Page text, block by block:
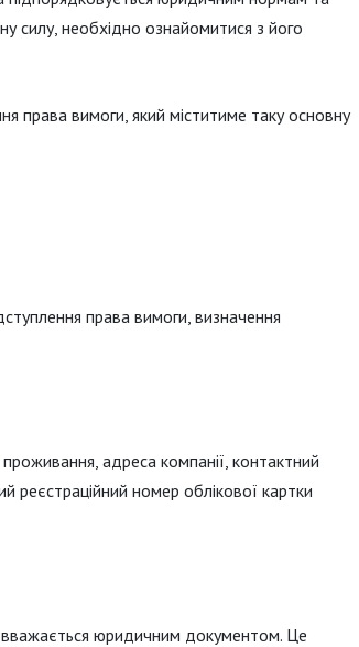
силу, необхідно ознайомитися з його
права вимоги, який міститиме таку основну
права вимоги, визначення
адреса компанії, контактний
реєстраційний номер облікової картки
вважається юридичним документом. Це